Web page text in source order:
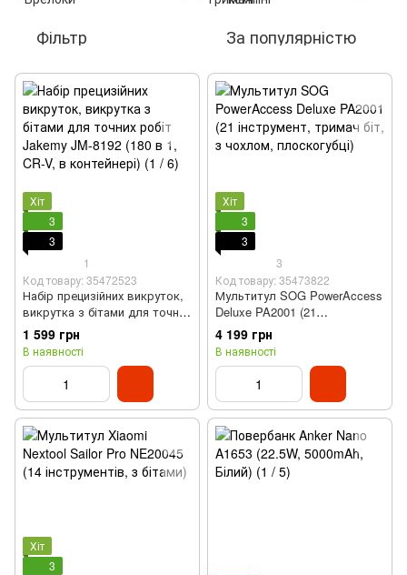
Фільтр За популярністю
Хіт
3
3
1
Код товару: 35472523
Набір прецизійних викруток,
викрутка з бітами для точних
робіт Jakemy JM-8192 (180 в
1, CR-V, в контейнері)
1 599 грн
В наявності
Хіт
3
3
3
Код товару: 35473822
Мультитул SOG PowerAccess
Deluxe PA2001 (21
інструмент, тримач біт, з
чохлом, плоскогубці)
4 199 грн
В наявності
Хіт
3